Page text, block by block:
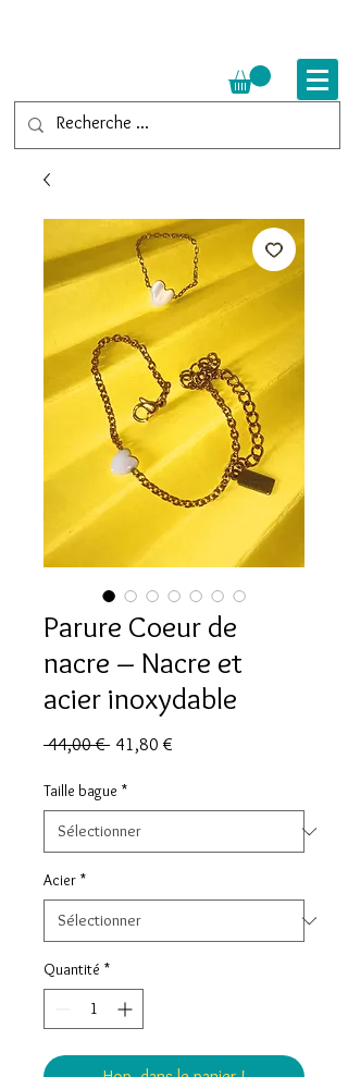
Parure Coeur de
nacre – Nacre et
acier inoxydable
44,00 € Prix
41,80 €
Taille bague *
Acier *
Quantité *